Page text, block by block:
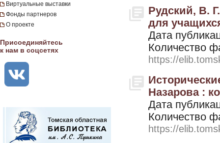
Виртуальные выставки
Фонды партнеров
О проекте
Присоединяйтесь
к нам в соцсетях
Рудский, В.
для
Дата
Количество
https://
Назарова :
Дата
Количество
https://